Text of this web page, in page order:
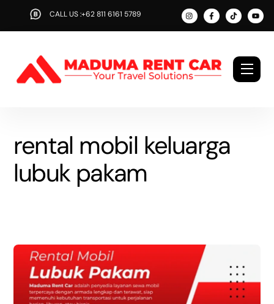
content
CALL US :+62 811 6161 5789
rental mobil keluarga
lubuk pakam